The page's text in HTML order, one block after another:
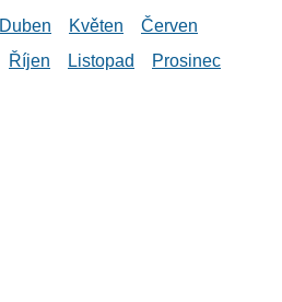
Duben Květen
Červen
Říjen Listopad Prosinec